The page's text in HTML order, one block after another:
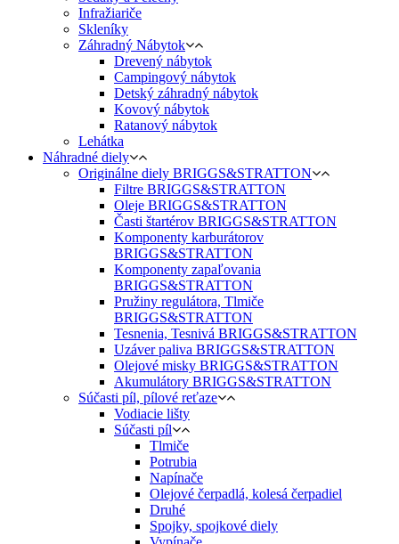
Infražiariče
Skleníky
Záhradný Nábytok
Drevený nábytok
Campingový nábytok
Detský záhradný nábytok
Kovový nábytok
Ratanový nábytok
Lehátka
Náhradné diely
Originálne diely BRIGGS&STRATTON
Filtre BRIGGS&STRATTON
Oleje BRIGGS&STRATTON
Časti štartérov BRIGGS&STRATTON
Komponenty karburátorov
BRIGGS&STRATTON
Komponenty zapaľovania
BRIGGS&STRATTON
Pružiny regulátora, Tlmiče
BRIGGS&STRATTON
Tesnenia, Tesnivá BRIGGS&STRATTON
Uzáver paliva BRIGGS&STRATTON
Olejové misky BRIGGS&STRATTON
Akumulátory BRIGGS&STRATTON
Súčasti píl, pílové reťaze
Vodiacie lišty
Súčasti píl
Tlmiče
Potrubia
Napínače
Olejové čerpadlá, kolesá čerpadiel
Druhé
Spojky, spojkové diely